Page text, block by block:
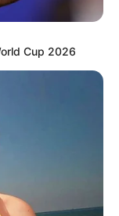
Wasserburg
als eines der
Sein
dem 17.
ein attraktives
Cup 2026